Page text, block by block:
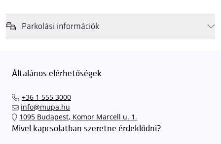
Parkolási információk
érkezéskor megnövekedett várakozási idővel érdemes kalkulálni. Ezt
azt javasoljuk kedves közönségünknek, induljanak
találhassák meg a legideálisabb parkolóhelyet és
érkezhessenek meg előadásainkra
sorompókat rendszámfelismerő automatika nyitja.
ingyenes azon vendégeink számára, akik egy aznapi fizetős
Általános elérhetőségek
+36 1 555 3000
info@mupa.hu
1095 Budapest, Komor Marcell u. 1.
Mivel kapcsolatban szeretne érdeklődni?